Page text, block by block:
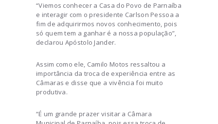
“Viemos conhecer a Casa do Povo de Parnaíba
e interagir com o presidente Carlson Pessoa a
fim de adquirirmos novos conhecimento, pois
só quem tem a ganhar é a nossa população”,
declarou Apóstolo Jander.
Assim como ele, Camilo Motos ressaltou a
importância da troca de experiência entre as
Câmaras e disse que a vivência foi muito
produtiva.
“É um grande prazer visitar a Câmara